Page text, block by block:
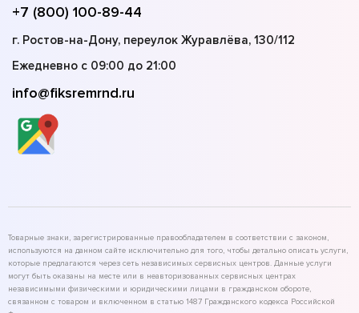
+7 (800) 100-89-44
г. Ростов-на-Дону, переулок Журавлёва, 130/112
Ежедневно с 09:00 до 21:00
info@fiksremrnd.ru
Товарные знаки, зарегистрированные правообладателем в соответствии с законом,
используются на данном сайте исключительно для того, чтобы детально описать услуги,
которые предлагаются через сеть независимых сервисных центров. Данные услуги
могут быть оказаны на месте или в неавторизованных сервисных центрах
независимыми физическими и юридическими лицами в гражданском обороте,
связанном с товаром и включенном в статью 1487 Гражданского кодекса Российской